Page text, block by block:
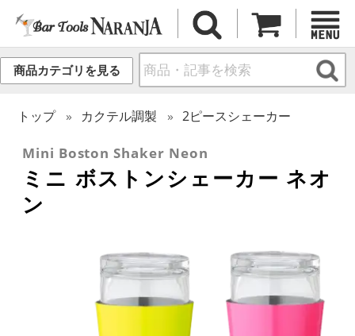
商品カテゴリを見る
トップ カクテル調製 2ピースシェーカー
Mini Boston Shaker Neon
ミニ ボストンシェーカー ネオ
ン